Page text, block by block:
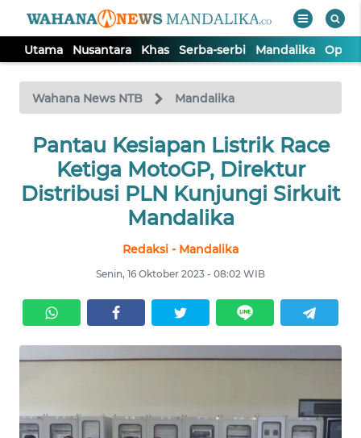
Utama Nusantara Khas Serba-serbi Mandalika Opini
Wahana News NTB Mandalika
Pantau Kesiapan Listrik Race
Ketiga MotoGP, Direktur
Distribusi PLN Kunjungi Sirkuit
Mandalika
Redaksi - Mandalika
Senin, 16 Oktober 2023 - 08:02 WIB
TV
Tutup
UTAMA
NUSANTARA
SERBI
MANDALIKA
Informasi